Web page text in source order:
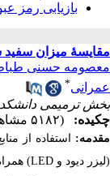
بازیابی رمز
مقایسۀ میزان
معصومه حسنی
عمرانی*
بخش ترمیمی
چکیده:
(۵۱۸۲ مشاهده)
مقدمه: استفاده از
(لیزر دیود و LED) همراه با مادۀ بلیچینگ مناسب آن​ها با روش معمول سفید​کنندگی در مطب می‌​باشد.